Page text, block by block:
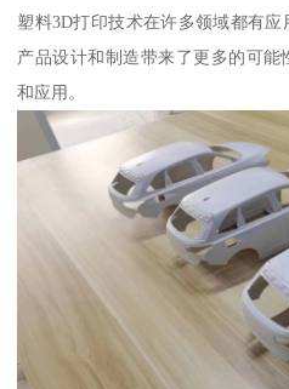
塑料3D打印技术在许多领域都有
产品设计和制造带来了更多的可
和应用。